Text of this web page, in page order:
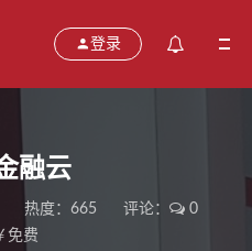
登录
融云
热度：665 评论：
0
免费